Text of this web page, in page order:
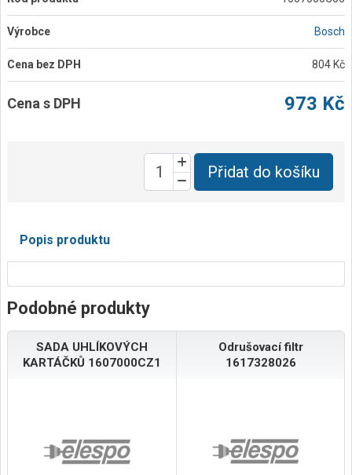
Výrobce Bosch
Cena bez DPH 804 Kč
Cena s DPH 973 Kč
Přidat do košíku
Popis produktu
Podobné produkty
SADA UHLÍKOVÝCH
KARTÁČKŮ 1607000CZ1
Odrušovací filtr
1617328026